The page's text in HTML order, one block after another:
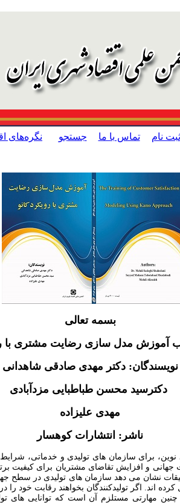
ثبت نام تماس با ما جستجو نگره‌های
بسمه تعالی
آموزش مدل سازی رضایت مشتری با
نویسندگان: دکتر مهدی صادقی شاهدانی
دکترسید محسن طباطبایی مزدآبادی
مهدی علیزاده
ناشر: انتشارات کوهسار
برای سازمان های تولیدی و خدماتی،
و افزایش تقاضای مشتریان برای کیفیت
تحقیقات نشان می دهد سازمان های تولیدی در سطح
اگر تولیدکنندگان بخواهند رقابت خود را در
مهارتی مستلزم آن است که توانایی های